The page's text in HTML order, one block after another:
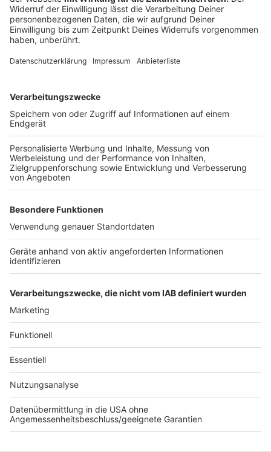
Das sagt der Flughafen Düsseldorf
Anzeige
Reisenden - vor allem in den Ferienzeiten - damit
wieder gerecht zu werden - trotz möglicher Gefahren,
wie zum Beispiel einem Warnstreik des
Bodenpersonals: "Die Situation in den Spitzenzeiten im
letzten Jahr darf sich nicht wiederholen. Mit dem Off-
Block-Programm ergreifen wir gemeinsam mit
Partnern die Initiative, um spürbare Verbesserungen
und Stabilität an neuralgischen Punkten zu erzielen -
und bei der Sauberkeit im Terminal", sagt Lars
Redeligx, Vorsitzender der Geschäftsführung der
Flughafen Düsseldorf GmbH.
Autoren: Sascha Fassbender & Joachim Schultheis
Anzeige
Anzeige